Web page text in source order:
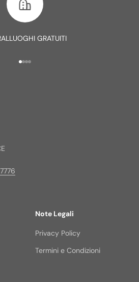
GRATUITI
Note Legali
Privacy Policy
Termini e Condizioni